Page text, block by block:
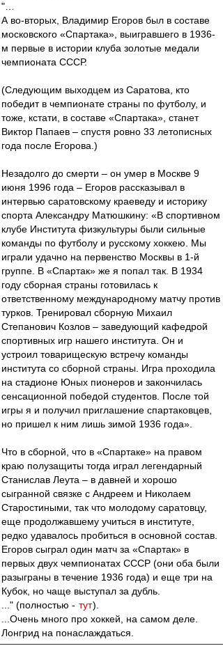
"…
А во-вторых, Владимир Егоров был в составе
московского «Спартака», выигравшего в 1936-
м первые в истории клуба золотые медали
чемпионата СССР.
(Следующим выходцем из Саратова, кто
победит в чемпионате страны по футболу, и
тоже, кстати, в составе «Спартака», станет
Виктор Папаев – спустя ровно 33 летописных
года после Егорова.)
Незадолго до смерти – он умер в Москве 9
июня 1996 года – Егоров рассказывал в
интервью саратовскому краеведу и историку
спорта Александру Матюшкину: «В спортивном
клубе Института физкультуры были сильные
команды по футболу и русскому хоккею. Мы
играли удачно на первенство Москвы в 1-й
группе. В «Спартак» же я попал так. В 1934
году сборная страны готовилась к
ответственному международному матчу против
турков. Тренировал сборную Михаил
Степанович Козлов – заведующий кафедрой
спортивных игр нашего института. Он и
устроил товарищескую встречу команды
института со сборной страны. Игра проходила
на стадионе Юных пионеров и закончилась
сенсационной победой студентов. После той
игры я и получил приглашение спартаковцев,
но пришел к ним лишь зимой 1936 года».
Что в сборной, что в «Спартаке» на правом
краю полузащиты тогда играл легендарный
Станислав Леута – в давней и хорошо
сыгранной связке с Андреем и Николаем
Старостиными, так что молодому саратовцу,
еще продолжавшему учиться в институте,
редко удавалось пробиться в основной состав.
Егоров сыграл один матч за «Спартак» в
первых двух чемпионатах СССР (они оба были
разыграны в течение 1936 года) и еще три на
Кубок, но чаще выступал за дубль.
..." (полностью - тут).
...Очень много про хоккей, на самом деле.
Лонгрид на понаслаждаться.